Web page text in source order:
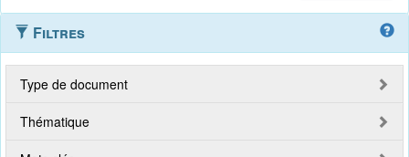
Filtres
Type de document
Thématique